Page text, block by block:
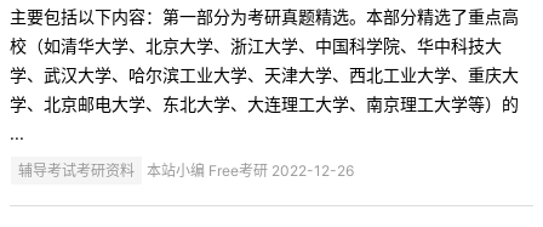
主要包括以下内容：第一部分为考研真题精选。本部分精选了重点高
校（如清华大学、北京大学、浙江大学、中国科学院、华中科技大
学、武汉大学、哈尔滨工业大学、天津大学、西北工业大学、重庆大
学、北京邮电大学、东北大学、大连理工大学、南京理工大学等）的
...
辅导考试考研资料 本站小编 Free考研 2022-12-26